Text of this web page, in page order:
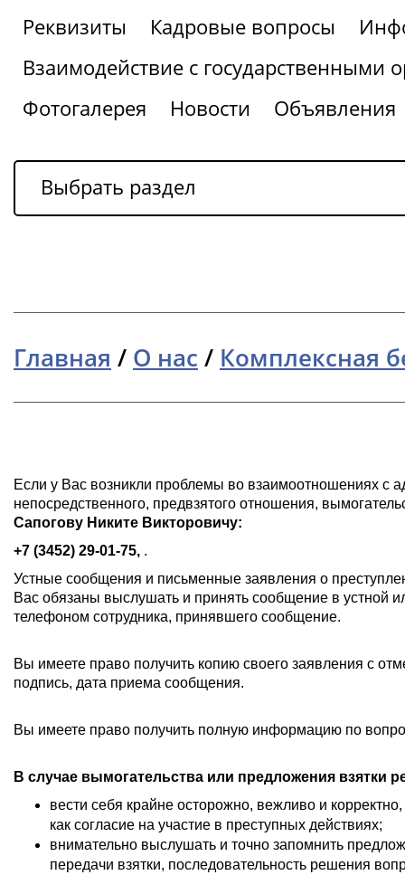
Реквизиты
Кадровые вопросы
Взаимодействие с государственными
Фотогалерея
Новости Объявления
Выбрать раздел
Главная / О нас / Комплексная
Если у Вас возникли проблемы во взаимоотношениях с
непосредственного, предвзятого отношения,
Сапогову Никите Викторовичу:
+7 (3452) 29-01-75, .
Устные сообщения и письменные заявления о
Вас обязаны выслушать и принять сообщение в устной
телефоном сотрудника, принявшего сообщение.
Вы имеете право получить копию своего заявления с
подпись, дата приема сообщения.
Вы имеете право получить полную информацию по
В случае вымогательства или предложения взятки
вести себя крайне осторожно, вежливо и
как согласие на участие в преступных действиях;
внимательно выслушать и точно запомнить
передачи взятки, последовательность решения